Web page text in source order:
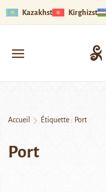
Kazakhstan Kirghizstan
Accueil Étiquette : Port
Port